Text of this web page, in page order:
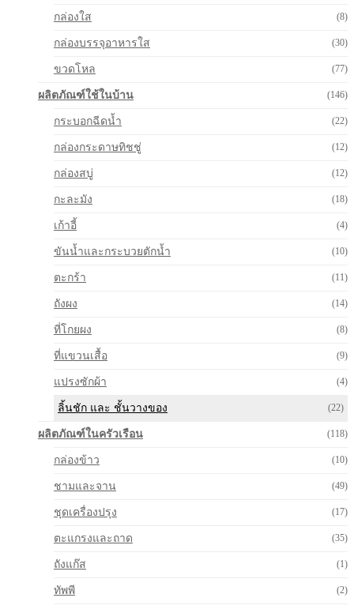
กล่องใส (8)
กล่องบรรจุอาหารใส (30)
ขวดโหล (77)
ผลิตภัณฑ์ใช้ในบ้าน (146)
กระบอกฉีดน้ำ (22)
กล่องกระดาษทิชชู่ (12)
กล่องสบู่ (12)
กะละมัง (18)
เก้าอี้ (4)
ขันน้ำและกระบวยตักน้ำ (10)
ตะกร้า (11)
ถังผง (14)
ที่โกยผง (8)
ที่แขวนเสื้อ (9)
แปรงซักผ้า (4)
ลิ้นชัก และ ชั้นวางของ (22)
ผลิตภัณฑ์ในครัวเรือน (118)
กล่องข้าว (10)
ชามและจาน (49)
ชุดเครื่องปรุง (17)
ตะแกรงและถาด (35)
ถังแก๊ส (1)
ทัพพี (2)